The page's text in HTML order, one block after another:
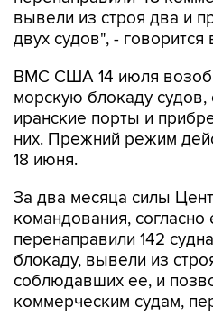
ВМС США 14 июля
иранские порты и
них. Прежний режим
18 июня.
За два месяца силы
перенаправили 142
блокаду, вывели из
соблюдавших ее, и
коммерческим судам,
гуманитарную помощь,
блокады.